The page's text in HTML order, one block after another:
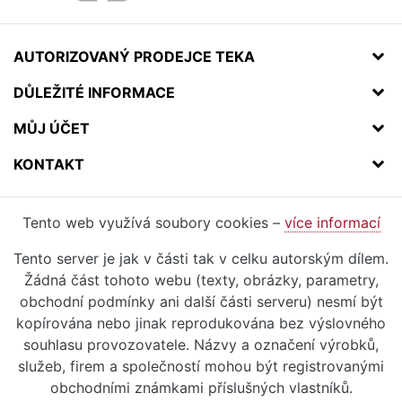
AUTORIZOVANÝ PRODEJCE TEKA
DŮLEŽITÉ INFORMACE
MŮJ ÚČET
KONTAKT
Tento web využívá soubory cookies – více informací
Tento server je jak v části tak v celku autorským dílem.
Žádná část tohoto webu (texty, obrázky, parametry,
obchodní podmínky ani další části serveru) nesmí být
kopírována nebo jinak reprodukována bez výslovného
souhlasu provozovatele. Názvy a označení výrobků,
služeb, firem a společností mohou být registrovanými
obchodními známkami příslušných vlastníků.